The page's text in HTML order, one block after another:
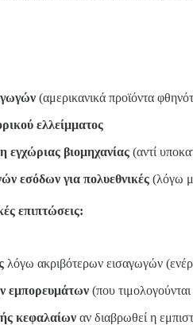
(αμερικανικά προϊόντα
ελλείμματος
εγχώριας βιομηχανίας (αντί
εσόδων για πολυεθνικές (λόγω
επιπτώσεις:
λόγω ακριβότερων εισαγωγών
εμπορευμάτων (που
κεφαλαίων αν διαβρωθεί η